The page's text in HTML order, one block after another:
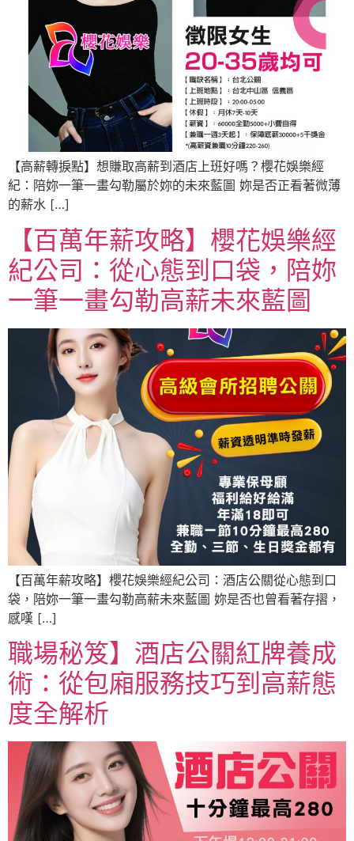
【高薪轉捩點】想賺取高薪到酒店上班好嗎？櫻花娛樂經
紀：陪妳一筆一畫勾勒屬於妳的未來藍圖 妳是否正看著微薄
的薪水 […]
【百萬年薪攻略】櫻花娛樂經
紀公司：從心態到口袋，陪妳
一筆一畫勾勒高薪未來藍圖
【百萬年薪攻略】櫻花娛樂經紀公司：酒店公關從心態到口
袋，陪妳一筆一畫勾勒高薪未來藍圖 妳是否也曾看著存摺，
感嘆 […]
職場秘笈】酒店公關紅牌養成
術：從包廂服務技巧到高薪態
度全解析